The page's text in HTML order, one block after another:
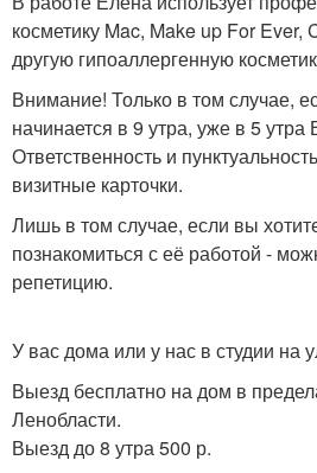
косметику Mac, Make up For Ever,
другую гипоаллергенную
Внимание! Только в том случае,
начинается в 9 утра, уже в 5 утра
Ответственность и
визитные карточки.
Лишь в том случае, если вы
познакомиться с её работой -
репетицию.
У вас дома или у нас в студии на
Выезд бесплатно на дом в
Ленобласти.
Выезд до 8 утра 500 р.